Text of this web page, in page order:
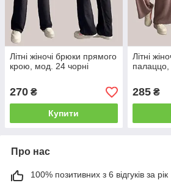
Літні жіночі брюки прямого
крою, мод. 24 чорні
270 ₴
Купити
Літні
285₴
Про нас
100% позитивних з 6 відгуків за рік